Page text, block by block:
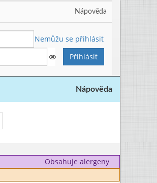
Nápověda
Nemůžu se přihlásit
Nápověda
Obsahuje alergeny